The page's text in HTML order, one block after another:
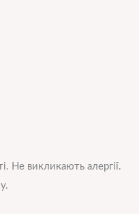
Не викликають алергії.